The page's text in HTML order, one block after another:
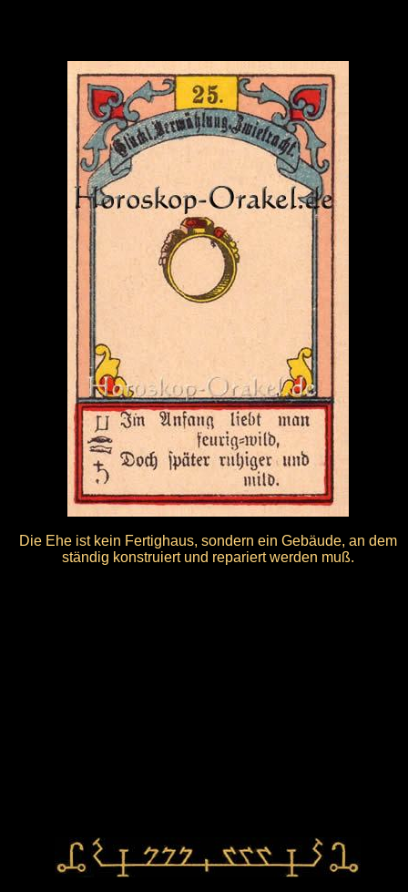
Die Ehe ist kein Fertighaus, sondern ein Gebäude, an dem
ständig konstruiert und repariert werden muß.